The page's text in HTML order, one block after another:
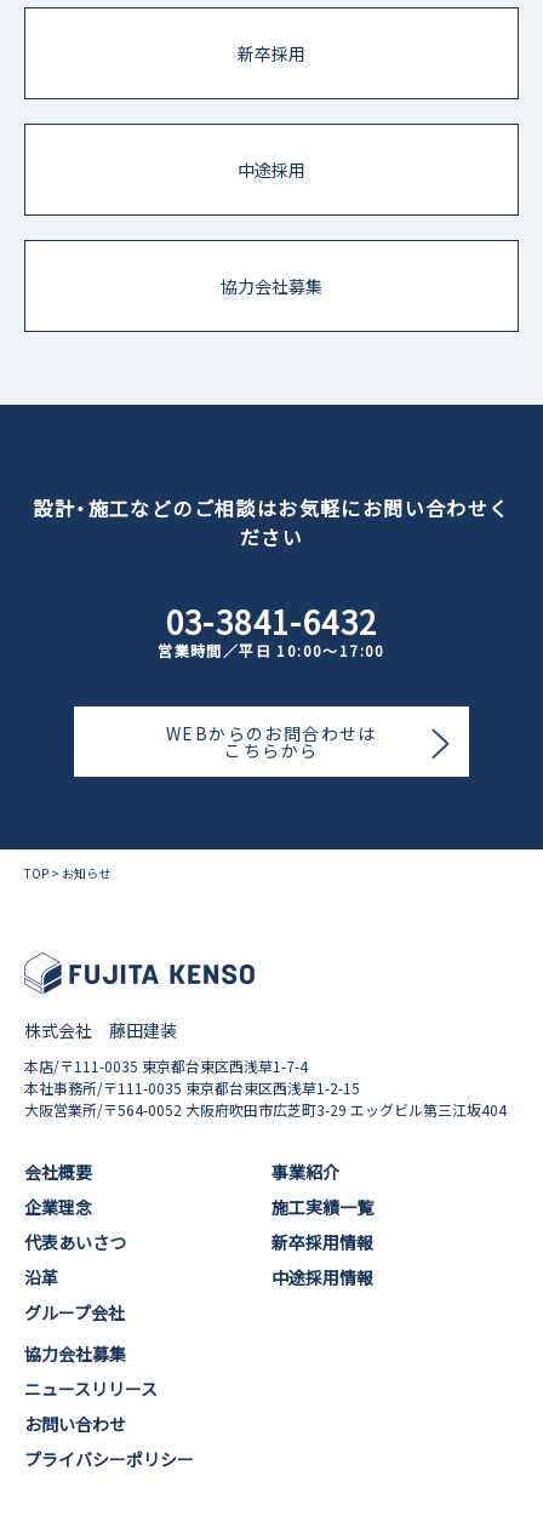
新卒採用
中途採用
協力会社募集
設計・施工などのご相談はお気軽にお問い合わせく
ださい
03-3841-6432
営業時間／平日 10:00〜17:00
WEBからのお問合わせは
こちらから
TOP > お知らせ
株式会社 藤田建装
本店/〒111-0035 東京都台東区西浅草1-7-4
本社事務所/〒111-0035 東京都台東区西浅草1-2-15
大阪営業所/〒564-0052 大阪府吹田市広芝町3-29 エッグビル第三江坂404
会社概要
企業理念
代表あいさつ
沿革
グループ会社
事業紹介
施工実績一覧
新卒採用情報
中途採用情報
協力会社募集
ニュースリリース
お問い合わせ
プライバシーポリシー